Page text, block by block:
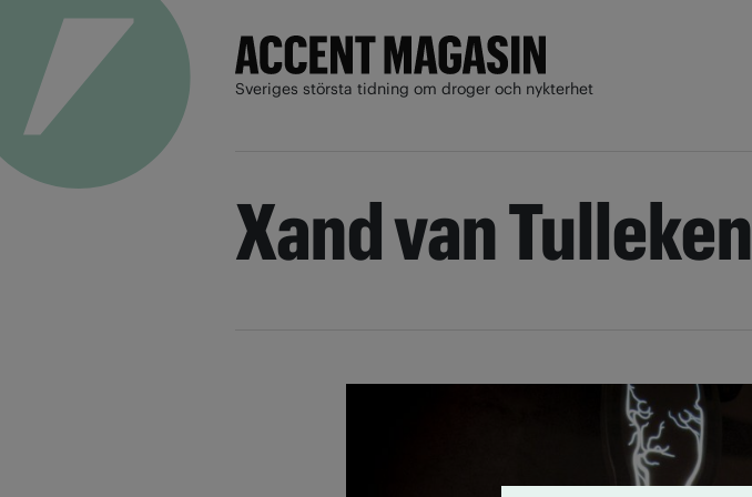
Sveriges största tidning om droger och nykterhet
Xand van Tulleken